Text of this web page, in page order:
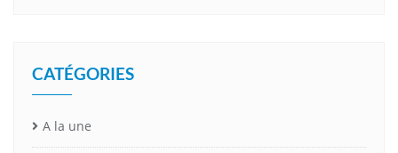
CATÉGORIES
A la une